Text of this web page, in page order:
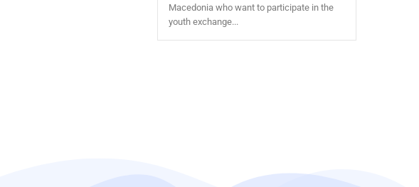
Macedonia who want to participate in the
youth exchange...